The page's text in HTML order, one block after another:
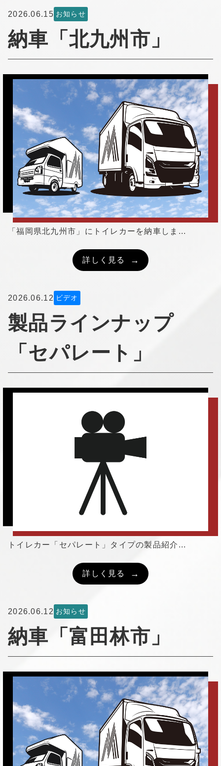
2026.06.15 お知らせ
納車「北九州市」
「福岡県北九州市」にトイレカーを納車しま...
詳しく見る
2026.06.12 ビデオ
製品ラインナップ
「セパレート」
トイレカー「セパレート」タイプの製品紹介...
詳しく見る
2026.06.12 お知らせ
納車「富田林市」